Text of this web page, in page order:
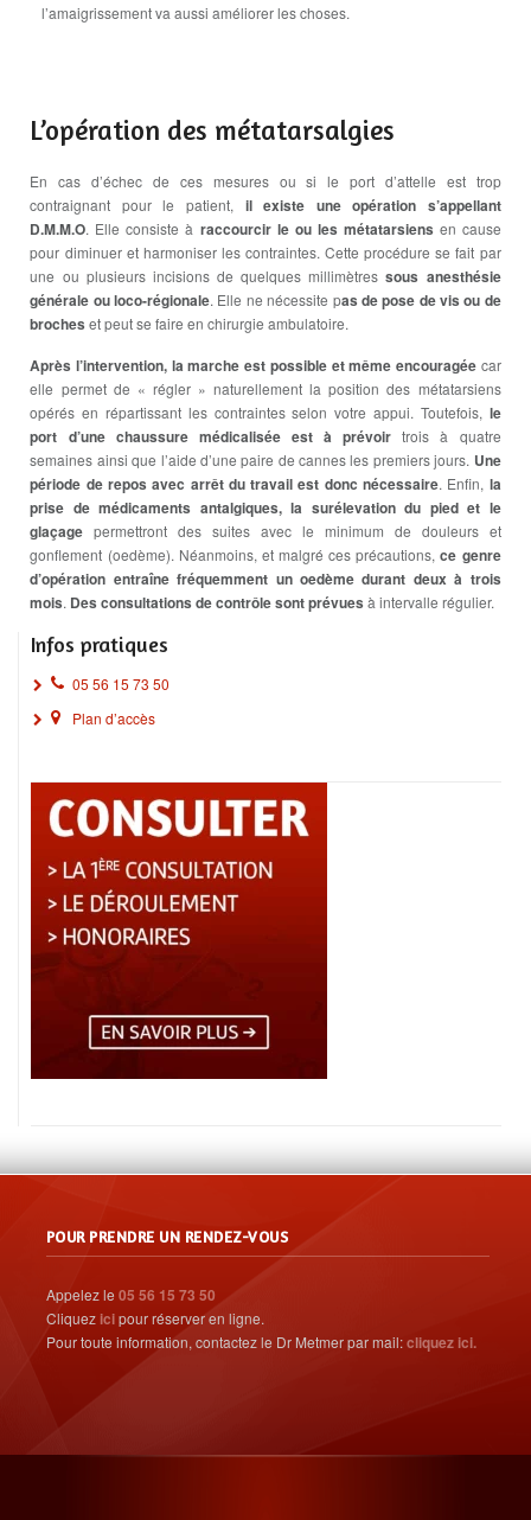
l’amaigrissement va aussi améliorer les choses.
L’opération des métatarsalgies
En cas d’échec de ces mesures ou si le port d’attelle est trop
contraignant pour le patient, il existe une opération s’appellant
D.M.M.O. Elle consiste à raccourcir le ou les métatarsiens en cause
pour diminuer et harmoniser les contraintes. Cette procédure se fait par
une ou plusieurs incisions de quelques millimètressous anesthésie
générale ou loco-régionale. Elle ne nécessite pas de pose de vis ou de
broches et peut se faire en chirurgie ambulatoire.
Après l’intervention, la marche est possible et même encouragéecar
elle permet de « régler » naturellement la position des métatarsiens
opérés en répartissant les contraintes selon votre appui. Toutefois, le
port d’une chaussure médicalisée est à prévoir trois à quatre
semaines ainsi que l’aide d’une paire de cannes les premiers jours. Une
période de repos avec arrêt du travail est donc nécessaire. Enfin, la
prise de médicaments antalgiques, la surélevation du pied et le
glaçage permettront des suites avec le minimum de douleurs et
gonflement (oedème). Néanmoins, et malgré ces précautions,ce genre
d’opération entraîne fréquemment un oedème durant deux à trois
mois. Des consultations de contrôle sont prévues à intervalle régulier.
Infos pratiques
05 56 15 73 50
Plan d’accès
POUR PRENDRE UN RENDEZ-VOUS
Appelez le 05 56 15 73 50
Cliquez icipour réserver en ligne.
Pour toute information, contactez le Dr Metmer par mail:cliquez ici.